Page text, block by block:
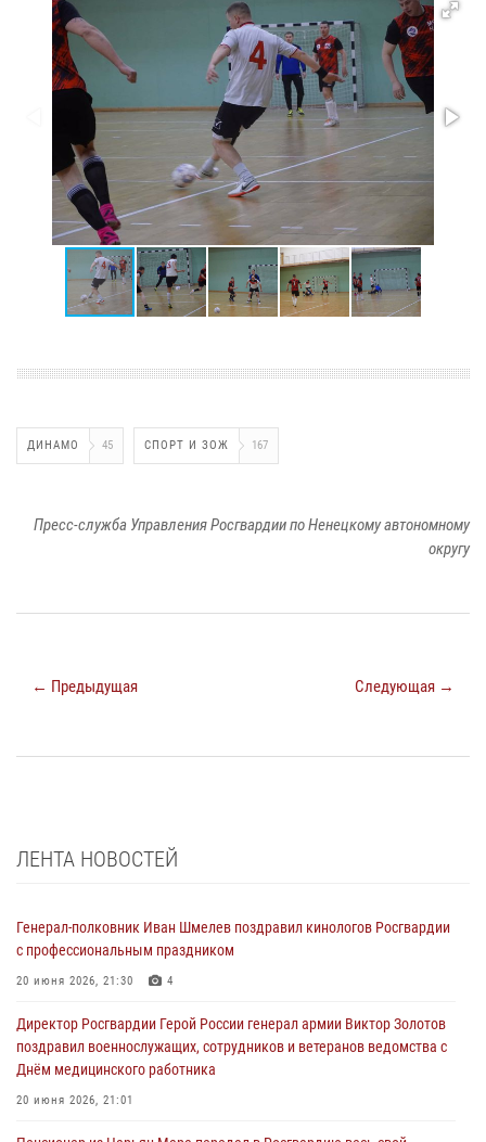
ДИНАМО 45 СПОРТ И ЗОЖ 167
Пресс-служба Управления Росгвардии по Ненецкому автономному
округу
← Предыдущая Следующая →
ЛЕНТА НОВОСТЕЙ
Генерал-полковник Иван Шмелев поздравил кинологов Росгвардии
с профессиональным праздником
20 июня 2026, 21:30 4
Директор Росгвардии Герой России генерал армии Виктор Золотов
поздравил военнослужащих, сотрудников и ветеранов ведомства с
Днём медицинского работника
20 июня 2026, 21:01